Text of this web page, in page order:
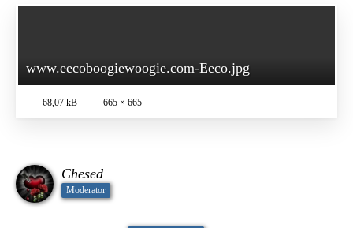
www.eecoboogiewoogie.com-Eeco.jpg
68,07 kB 665 × 665
Chesed
Moderator